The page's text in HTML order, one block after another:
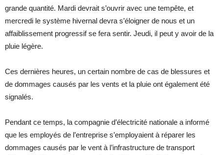
grande quantité. Mardi devrait s’ouvrir avec une tempête, et
mercredi le système hivernal devra s’éloigner de nous et un
affaiblissement progressif se fera sentir. Jeudi, il peut y avoir de la
pluie légère.
Ces dernières heures, un certain nombre de cas de blessures et
de dommages causés par les vents et la pluie ont également été
signalés.
Pendant ce temps, la compagnie d’électricité nationale a informé
que les employés de l’entreprise s’employaient à réparer les
dommages causés par le vent à l’infrastructure de transport